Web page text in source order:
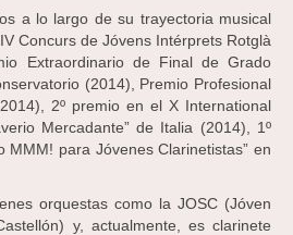
a lo largo de su trayectoria musical
Concurs de Jóvens Intérprets Rotglà
Extraordinario de Final de Grado
(2014), Premio Profesional
2º premio en el X International
Mercadante” de Italia (2014), 1º
MMM! para Jóvenes Clarinetistas” en
orquestas como la JOSC (Jóven
y, actualmente, es clarinete